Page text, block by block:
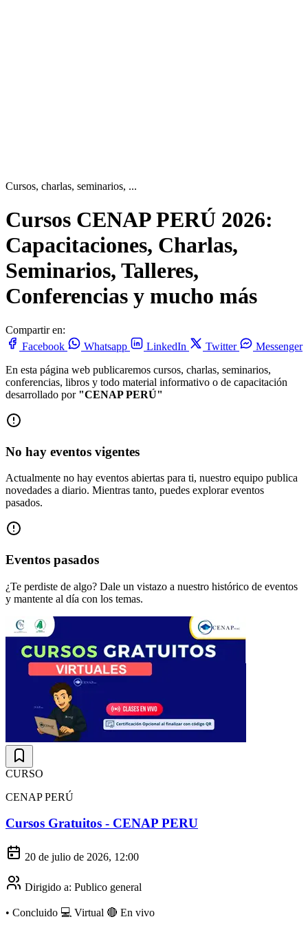
Cursos, charlas, seminarios, ...
Cursos CENAP PERÚ 2026:
Capacitaciones, Charlas,
Seminarios, Talleres,
Conferencias y mucho más
Compartir en:
Facebook
Whatsapp LinkedIn Twitter
Messenger
En esta página web publicaremos cursos, charlas, seminarios,
conferencias, libros y todo material informativo o de capacitación
desarrollado por "CENAP PERÚ"
No hay eventos vigentes
Actualmente no hay eventos abiertas para ti, nuestro equipo publica
novedades a diario. Mientras tanto, puedes explorar eventos
pasados.
Eventos pasados
¿Te perdiste de algo? Dale un vistazo a nuestro histórico de eventos
y mantente al día con los temas.
CURSO
CENAP PERÚ
Cursos Gratuitos - CENAP PERU
20 de julio de 2026, 12:00
Dirigido a: Publico general
• Concluido 💻 Virtual 🔴 En vivo